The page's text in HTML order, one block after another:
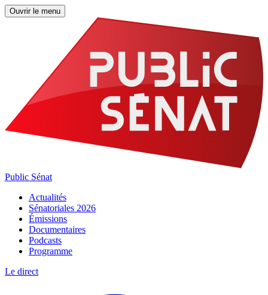
Ouvrir le menu
Public Sénat
Actualités
Sénatoriales 2026
Émissions
Documentaires
Podcasts
Programme
Le direct